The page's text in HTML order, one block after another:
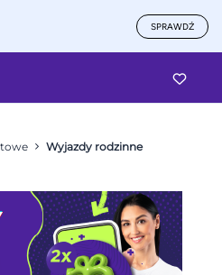
SPRAWDŹ
Wyjazdy rodzinne